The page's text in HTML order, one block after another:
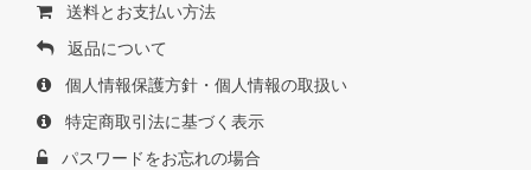
送料とお支払い方法
返品について
個人情報保護方針・個人情報の取扱い
特定商取引法に基づく表示
パスワードをお忘れの場合